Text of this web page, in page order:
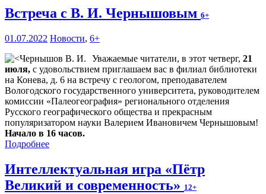
Встреча с В. И. Чернышовым 6+
01.07.2022 Новости, 6+
Уважаемые читатели, в этот четверг, 21
июля, с удовольствием приглашаем вас в филиал библиотеки
на Конева, д. 6 на встречу с геологом, преподавателем
Вологодского государственного университета, руководителем
комиссии «Палеогеография» регионального отделения
Русского географического общества и прекрасным
популяризатором науки Валерием Ивановичем Чернышовым!
Начало в 16 часов.
Подробнее
Интеллектуальная игра «Пётр
Великий и современность» 12+